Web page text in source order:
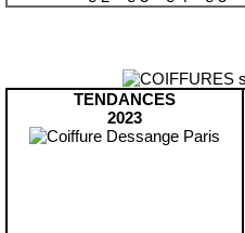
TENDANCES
2023